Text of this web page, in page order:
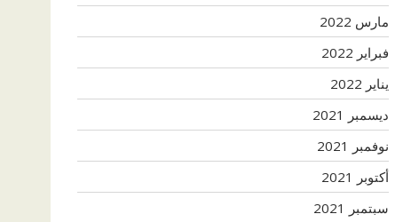
مارس 2022
فبراير 2022
يناير 2022
ديسمبر 2021
نوفمبر 2021
أكتوبر 2021
سبتمبر 2021